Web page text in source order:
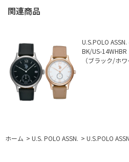
U.S.POLO
BK/US-
（ブラック/ホワ
ホーム > U.S. POLO ASSN. > U.S.POLO